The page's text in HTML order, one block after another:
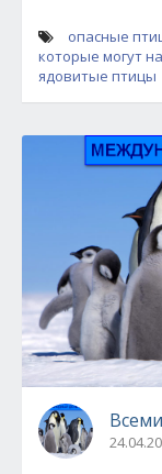
опасные
которые могут
ядовитые птицы
24.04.20